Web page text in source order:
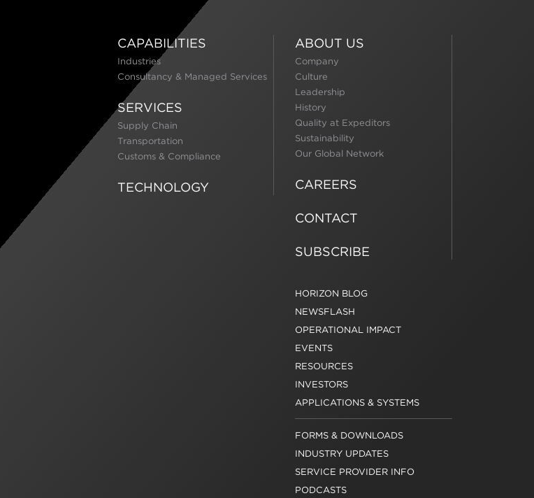
CAPABILITIES
Industries
Consultancy & Managed Services
SERVICES
Supply Chain
Transportation
Customs & Compliance
TECHNOLOGY
ABOUT US
Company
Culture
Leadership
History
Quality at Expeditors
Sustainability
Our Global Network
CAREERS
CONTACT
SUBSCRIBE
HORIZON BLOG
NEWSFLASH
OPERATIONAL IMPACT
EVENTS
RESOURCES
INVESTORS
APPLICATIONS & SYSTEMS
FORMS & DOWNLOADS
INDUSTRY UPDATES
SERVICE PROVIDER INFO
PODCASTS